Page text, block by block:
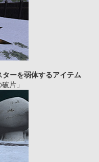
ーを弱体するアイテム
片」